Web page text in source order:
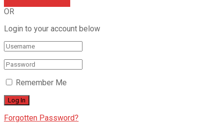
OR
Login to your account below
Remember Me
Forgotten Password?